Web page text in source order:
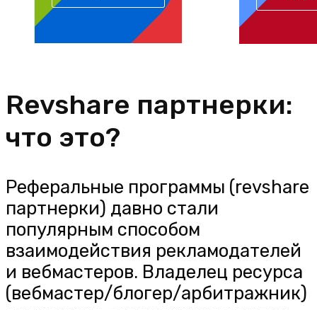
Revshare партнерки:
что это?
Реферальные программы (revshare
партнерки) давно стали
популярным способом
взаимодействия рекламодателей
и вебмастеров. Владелец ресурса
(вебмастер/блогер/арбитражник)